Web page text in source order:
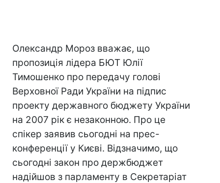
Олександр Мороз вважає, що
пропозиція лідера БЮТ Юлії
Тимошенко про передачу голові
Верховної Ради України на підпис
проекту державного бюджету України
на 2007 рік є незаконною. Про це
спікер заявив сьогодні на прес-
конференції у Києві. Відзначимо, що
сьогодні закон про держбюджет
надійшов з парламенту в Секретаріат